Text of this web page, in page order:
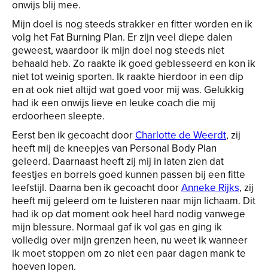
onwijs blij mee.
Mijn doel is nog steeds strakker en fitter worden en ik
volg het Fat Burning Plan. Er zijn veel diepe dalen
geweest, waardoor ik mijn doel nog steeds niet
behaald heb. Zo raakte ik goed geblesseerd en kon ik
niet tot weinig sporten. Ik raakte hierdoor in een dip
en at ook niet altijd wat goed voor mij was. Gelukkig
had ik een onwijs lieve en leuke coach die mij
erdoorheen sleepte.
Eerst ben ik gecoacht door Charlotte de Weerdt, zij
heeft mij de kneepjes van Personal Body Plan
geleerd. Daarnaast heeft zij mij in laten zien dat
feestjes en borrels goed kunnen passen bij een fitte
leefstijl. Daarna ben ik gecoacht doorAnneke Rijks, zij
heeft mij geleerd om te luisteren naar mijn lichaam. Dit
had ik op dat moment ook heel hard nodig vanwege
mijn blessure. Normaal gaf ik vol gas en ging ik
volledig over mijn grenzen heen, nu weet ik wanneer
ik moet stoppen om zo niet een paar dagen mank te
hoeven lopen.